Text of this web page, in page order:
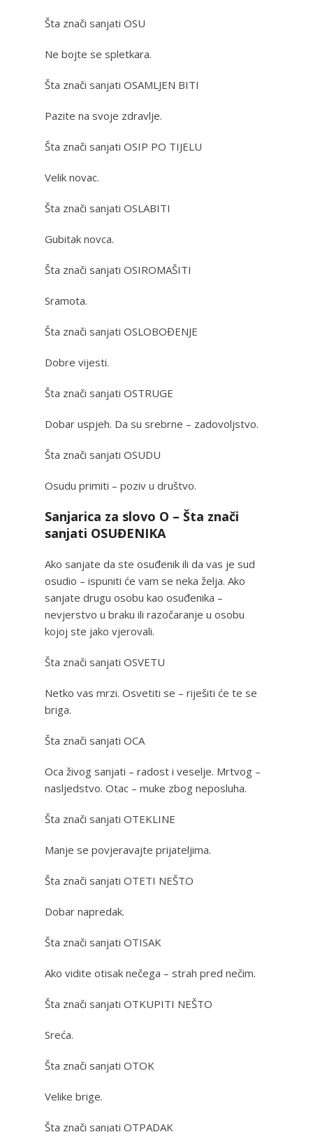
Šta znači sanjati OSU
Ne bojte se spletkara.
Šta znači sanjati OSAMLJEN BITI
Pazite na svoje zdravlje.
Šta znači sanjati OSIP PO TIJELU
Velik novac.
Šta znači sanjati OSLABITI
Gubitak novca.
Šta znači sanjati OSIROMAŠITI
Sramota.
Šta znači sanjati OSLOBOĐENJE
Dobre vijesti.
Šta znači sanjati OSTRUGE
Dobar uspjeh. Da su srebrne – zadovoljstvo.
Šta znači sanjati OSUDU
Osudu primiti – poziv u društvo.
Sanjarica za slovo O – Šta znači
sanjati OSUĐENIKA
Ako sanjate da ste osuđenik ili da vas je sud
osudio – ispuniti će vam se neka želja. Ako
sanjate drugu osobu kao osuđenika –
nevjerstvo u braku ili razočaranje u osobu
kojoj ste jako vjerovali.
Šta znači sanjati OSVETU
Netko vas mrzi. Osvetiti se – riješiti će te se
briga.
Šta znači sanjati OCA
Oca živog sanjati – radost i veselje. Mrtvog –
nasljedstvo. Otac – muke zbog neposluha.
Šta znači sanjati OTEKLINE
Manje se povjeravajte prijateljima.
Šta znači sanjati OTETI NEŠTO
Dobar napredak.
Šta znači sanjati OTISAK
Ako vidite otisak nečega – strah pred nečim.
Šta znači sanjati OTKUPITI NEŠTO
Sreća.
Šta znači sanjati OTOK
Velike brige.
Šta znači sanjati OTPADAK